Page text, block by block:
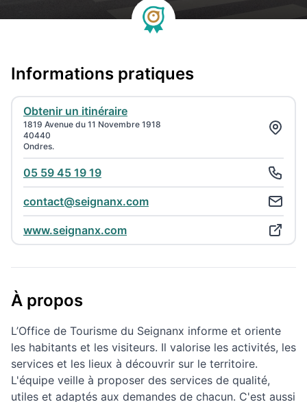
Informations pratiques
Obtenir un itinéraire
1819 Avenue du 11 Novembre 1918
40440
Ondres.
05 59 45 19 19
contact@seignanx.com
www.seignanx.com
À propos
L’Office de Tourisme du Seignanx informe et oriente
les habitants et les visiteurs. Il valorise les activités, les
services et les lieux à découvrir sur le territoire.
L'équipe veille à proposer des services de qualité,
utiles et adaptés aux demandes de chacun. C'est aussi